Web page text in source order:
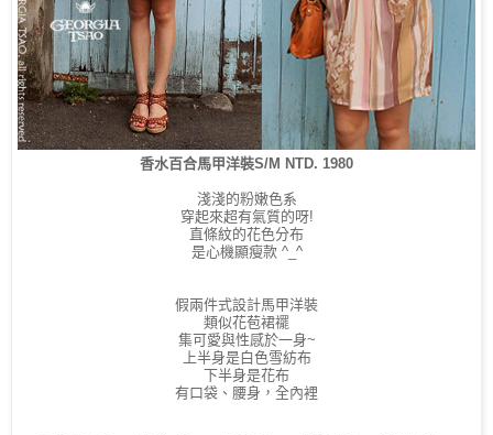
香水百合馬甲洋裝S/M NTD. 1980
淺淺的粉嫩色系
穿起來超有氣質的呀!
直條紋的花色分布
是心機顯瘦款 ^_^
假兩件式設計馬甲洋裝
類似花苞裙襬
集可愛與性感於一身~
上半身是白色雪紡布
下半身是花布
有口袋、腰身，全內裡